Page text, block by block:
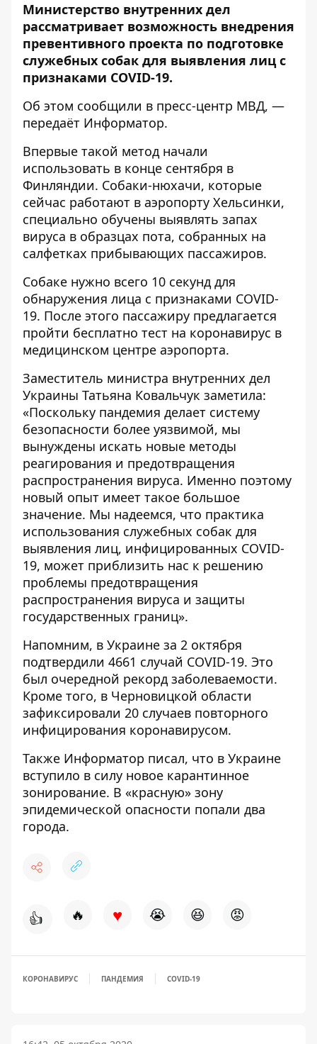
Министерство внутренних дел
рассматривает возможность внедрения
превентивного проекта по подготовке
служебных собак для выявления лиц с
признаками COVID-19.
Об этом сообщили в пресс-центр МВД, —
передаёт Информатор.
Впервые такой метод начали
использовать в конце сентября в
Финляндии. Собаки-нюхачи, которые
сейчас работают в аэропорту Хельсинки,
специально обучены выявлять запах
вируса в образцах пота, собранных на
салфетках прибывающих пассажиров.
Собаке нужно всего 10 секунд для
обнаружения лица с признаками COVID-
19. После этого пассажиру предлагается
пройти бесплатно тест на коронавирус в
медицинском центре аэропорта.
Заместитель министра внутренних дел
Украины Татьяна Ковальчук заметила:
«Поскольку пандемия делает систему
безопасности более уязвимой, мы
вынуждены искать новые методы
реагирования и предотвращения
распространения вируса. Именно поэтому
новый опыт имеет такое большое
значение. Мы надеемся, что практика
использования служебных собак для
выявления лиц, инфицированных COVID-
19, может приблизить нас к решению
проблемы предотвращения
распространения вируса и защиты
государственных границ».
Напомним, в Украине за 2 октября
подтвердили 4661 случай COVID-19. Это
был очередной рекорд заболеваемости.
Кроме того, в Черновицкой области
зафиксировали 20 случаев повторного
инфицирования коронавирусом.
Также Информатор писал, что в Украине
вступило в силу новое карантинное
зонирование. В «красную» зону
эпидемической опасности попали два
города.
👍 🔥 ♥ 😭 😆 😡
КОРОНАВИРУС ПАНДЕМИЯ COVID-19